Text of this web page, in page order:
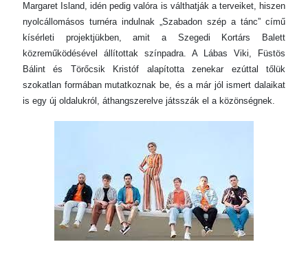
Margaret Island, idén pedig valóra is válthatják a terveiket, hiszen
nyolcállomásos turnéra indulnak „Szabadon szép a tánc” című
kísérleti projektjükben, amit a Szegedi Kortárs Balett
közreműködésével állítottak színpadra. A Lábas Viki, Füstös
Bálint és Törőcsik Kristóf alapította zenekar ezúttal tőlük
szokatlan formában mutatkoznak be, és a már jól ismert dalaikat
is egy új oldalukról, áthangszerelve játsszák el a közönségnek.